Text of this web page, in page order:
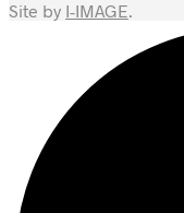
Site by I-IMAGE.